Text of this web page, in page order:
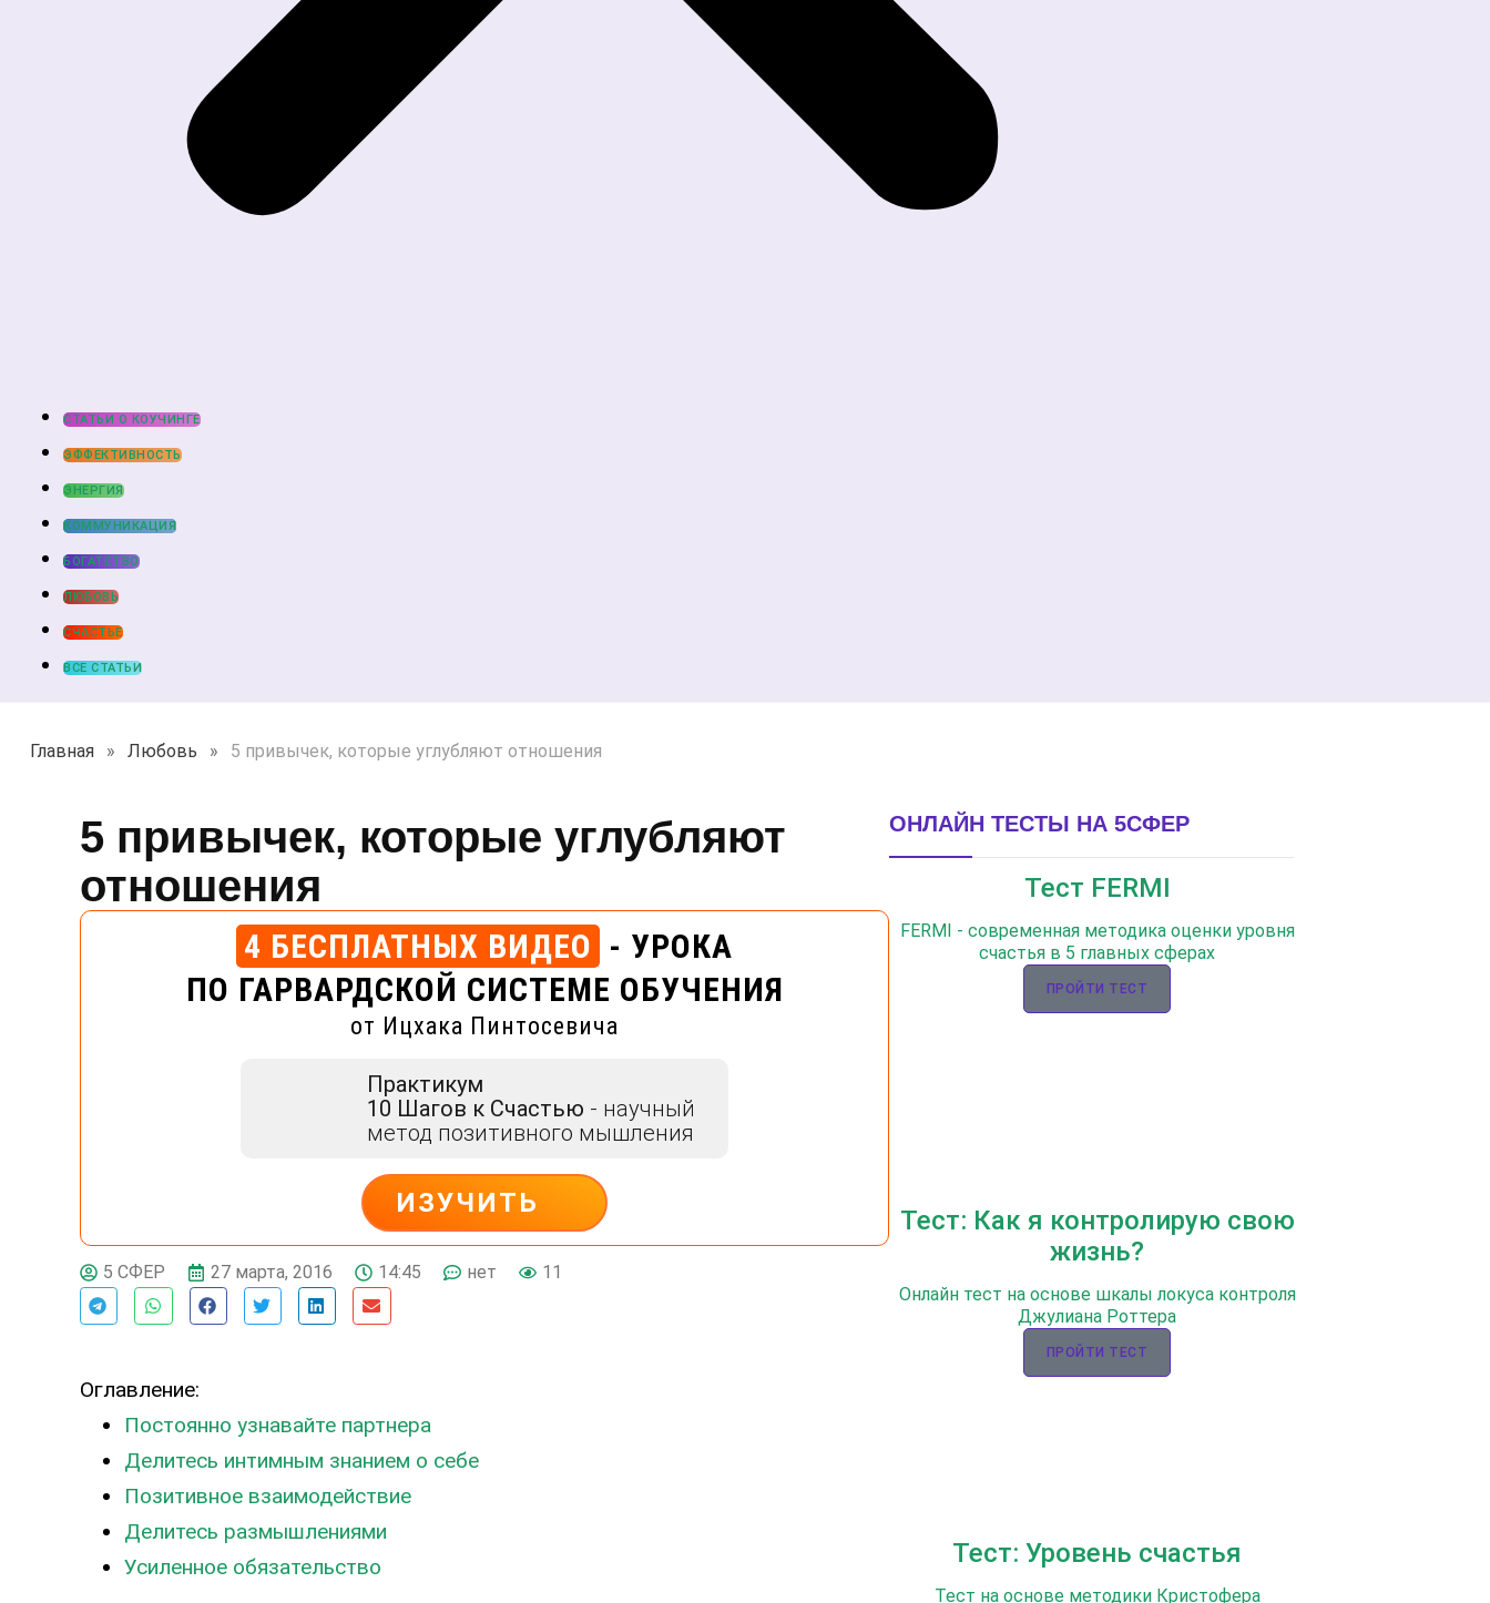
СТАТЬИ О КОУЧИНГЕ
ЭФФЕКТИВНОСТЬ
ЭНЕРГИЯ
КОММУНИКАЦИЯ
БОГАТСТВО
ЛЮБОВЬ
СЧАСТЬЕ
ВСЕ СТАТЬИ
Главная » Любовь » 5 привычек, которые углубляют отношения
5 привычек, которые углубляют
отношения
4 БЕСПЛАТНЫХ ВИДЕО - УРОКА
ПО ГАРВАРДСКОЙ СИСТЕМЕ ОБУЧЕНИЯ
от Ицхака Пинтосевича
Практикум
10 Шагов к Счастью - научный
метод позитивного мышления
ИЗУЧИТЬ
ДЕЙСТВУЙ
5 СФЕР 27 марта, 2016 14:45 нет 11
Оглавление:
Постоянно узнавайте партнера
Делитесь интимным знанием о себе
Позитивное взаимодействие
Делитесь размышлениями
Усиленное обязательство
ОНЛАЙН ТЕСТЫ НА 5СФЕР
Тест FERMI
FERMI - современная методика оценки уровня
счастья в 5 главных сферах
ПРОЙТИ ТЕСТ
Тест: Как я контролирую свою
жизнь?
Онлайн тест на основе шкалы локуса контроля
Джулиана Роттера
ПРОЙТИ ТЕСТ
Тест: Уровень счастья
Тест на основе методики Кристофера